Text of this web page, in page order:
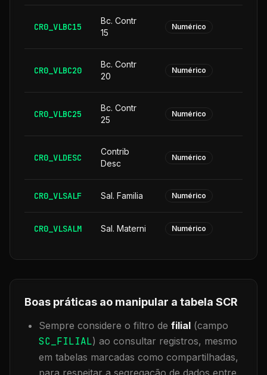
CR0_VLBC15
Bc. Contr
15
Numérico
CR0_VLBC20
Bc. Contr
20
Numérico
CR0_VLBC25
Bc. Contr
25
Numérico
CR0_VLDESC
Contrib
Desc
Numérico
CR0_VLSALF Sal. Familia Numérico
CR0_VLSALM Sal. Materni Numérico
Boas práticas ao manipular a tabela SCR
Sempre considere o filtro de filial (campo
SC_FILIAL) ao consultar registros, mesmo
em tabelas marcadas como compartilhadas,
para respeitar a segregação de dados entre